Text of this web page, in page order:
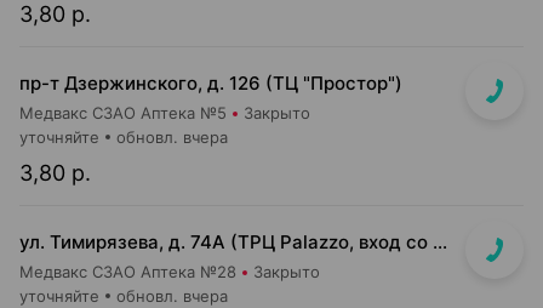
3,80 р.
пр-т Дзержинского, д. 126 (ТЦ "Простор")
Медвакс СЗАО Аптека №5 Закрыто
3,80 р.
уточняйте обновл. вчера
ул. Тимирязева, д. 74А (ТРЦ Palazzo, вход со стороны ул. Тимирязева)
Медвакс СЗАО Аптека №28 Закрыто
уточняйте обновл. вчера